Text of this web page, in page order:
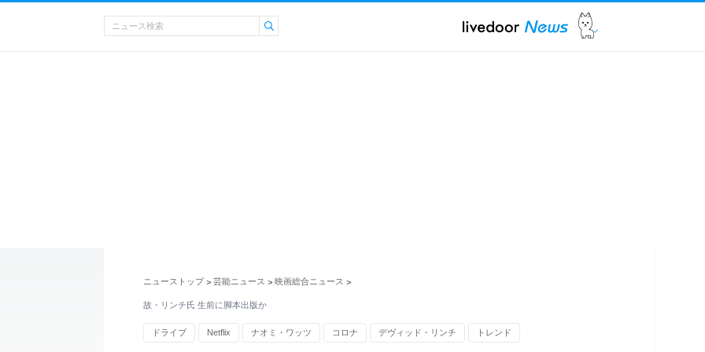
ニューストップ > 芸能ニュース > 映画総合ニュース >
故・リンチ氏 生前に脚本出版か
ドライブ Netflix ナオミ・ワッツ コロナ デヴィッド・リンチ トレンド